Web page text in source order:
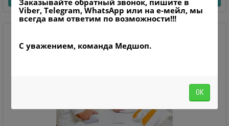
Viber, Telegram, WhatsApp или на е-мейл, мы
всегда вам ответим по возможности!!!
С уважением, команда Медшоп.
ОК